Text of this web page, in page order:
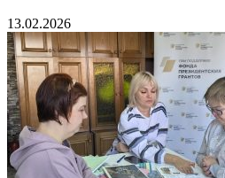
13.02.2026